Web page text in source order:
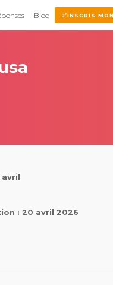
Blog J’INSCRIS
avril
: 20 avril 2026